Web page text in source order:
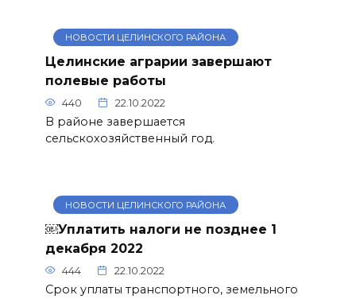
НОВОСТИ ЦЕЛИНСКОГО РАЙОНА
Целинские аграрии завершают
полевые работы
440 22.10.2022
В районе завершается
сельскохозяйственный год.
НОВОСТИ ЦЕЛИНСКОГО РАЙОНА
￼Уплатить налоги не позднее 1
декабря 2022
444 22.10.2022
Срок уплаты транспортного, земельного